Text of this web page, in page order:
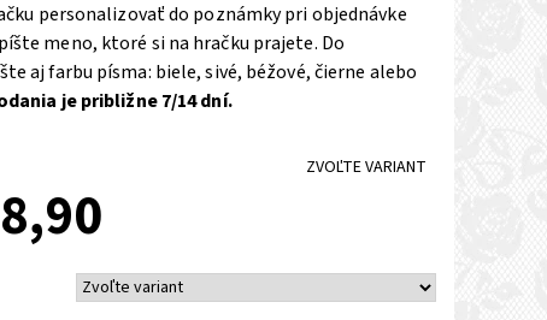
personalizovať do poznámky pri objednávke
meno, ktoré si na hračku prajete. Do
aj farbu písma: biele, sivé, béžové, čierne alebo
je približne 7/14 dní.
ZVOĽTE VARIANT